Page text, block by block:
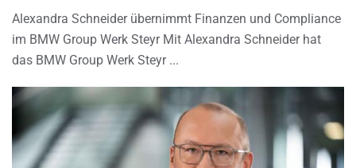
Alexandra Schneider übernimmt Finanzen und Compliance
im BMW Group Werk Steyr Mit Alexandra Schneider hat
das BMW Group Werk Steyr